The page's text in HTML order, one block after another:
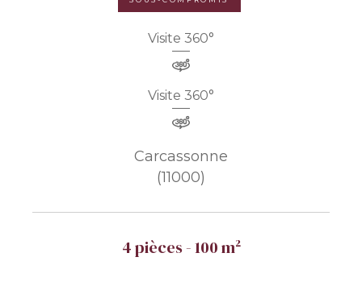
Visite 360°
Visite 360°
Carcassonne
(11000)
4 pièces - 100 m²